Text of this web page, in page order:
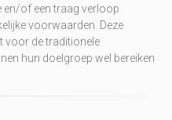
en/of een traag verloop
voorwaarden. Deze
voor de traditionele
hun doelgroep wel bereiken